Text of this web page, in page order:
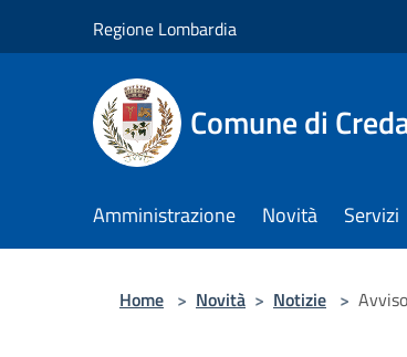
Regione Lombardia
Comune di
Amministrazione Novità Servizi
Home > Novità > Notizie >